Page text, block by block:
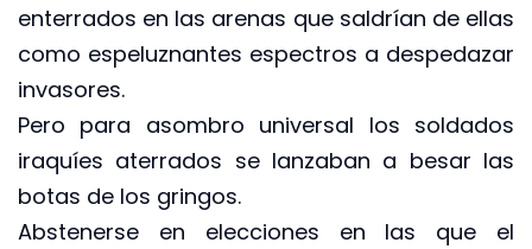
enterrados en las arenas que saldrían de ellas
como espeluznantes espectros a despedazar
invasores.
Pero para asombro universal los soldados
iraquíes aterrados se lanzaban a besar las
botas de los gringos.
Abstenerse en elecciones en las que el